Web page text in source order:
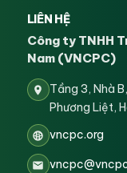
LIÊN HỆ
Công ty TNHH
Nam (VNCPC)
Tầng 3, Nhà
Phương Liệt,
vncpc.org